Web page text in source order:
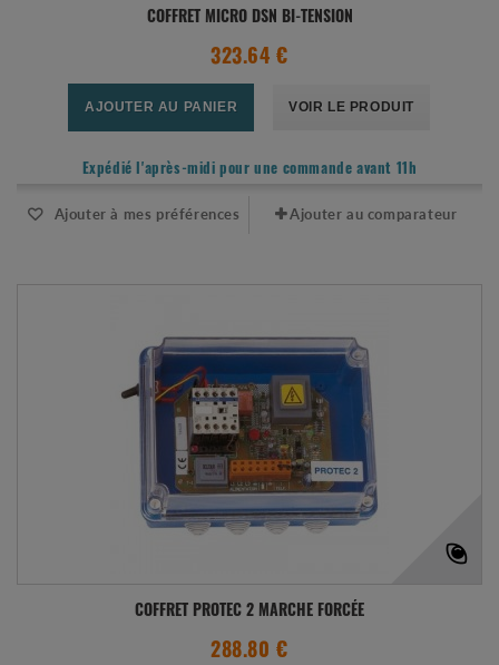
COFFRET MICRO DSN BI-TENSION
323.64 €
AJOUTER AU PANIER VOIR LE PRODUIT
Expédié l'après-midi pour une commande avant 11h
Ajouter à mes préférences Ajouter au comparateur
COFFRET PROTEC 2 MARCHE FORCÉE
288.80 €